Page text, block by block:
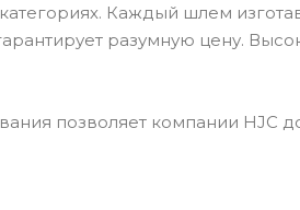
Каждый шлем
разумную цену.
позволяет компании HJC